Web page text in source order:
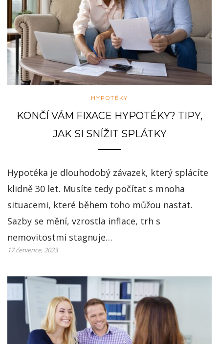
HYPOTÉKY
KONČÍ VÁM FIXACE HYPOTÉKY? TIPY,
JAK SI SNÍŽIT SPLÁTKY
Hypotéka je dlouhodobý závazek, který splácíte
klidně 30 let. Musíte tedy počítat s mnoha
situacemi, které během toho můžou nastat.
Sazby se mění, vzrostla inflace, trh s
nemovitostmi stagnuje…
17 července, 2023